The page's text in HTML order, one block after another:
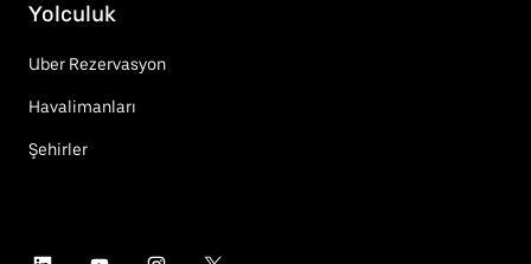
Yolculuk
Uber Rezervasyon
Havalimanları
Şehirler